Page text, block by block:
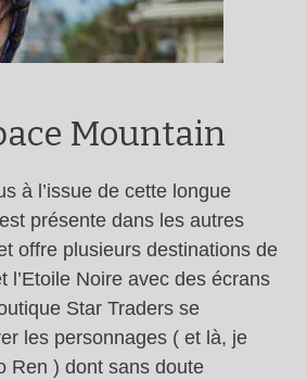
Mountain
à l’issue de cette longue
présente dans les autres
offre plusieurs destinations de
Noire avec des écrans
Star Traders se
les personnages ( et là, je
Ren ) dont sans doute